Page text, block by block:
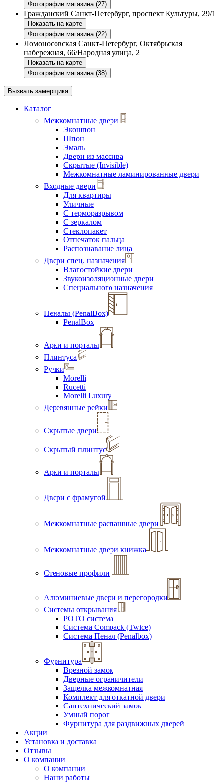
Фотографии магазина (27)
Гражданский Санкт-Петербург, проспект Культуры, 29/1
Показать на карте
Фотографии магазина (22)
Ломоносовская Санкт-Петербург, Октябрьская
набережная, 66/Народная улица, 2
Показать на карте
Фотографии магазина (38)
Вызвать замерщика
Каталог
Межкомнатные двери
Экошпон
Шпон
Эмаль
Двери из массива
Скрытые (Invisible)
Межкомнатные ламинированные двери
Входные двери
Для квартиры
Уличные
С терморазрывом
С зеркалом
Стеклопакет
Отпечаток пальца
Распознавание лица
Двери спец. назначения
Влагостойкие двери
Звукоизоляционные двери
Специального назначения
Пеналы (PenalBox)
PenalBox
Арки и порталы
Плинтуса
Ручки
Morelli
Rucetti
Morelli Luxury
Деревянные рейки
Скрытые двери
Скрытый плинтус
Арки и порталы
Двери с фрамугой
Межкомнатные распашные двери
Межкомнатные двери книжка
Стеновые профили
Алюминиевые двери и перегородки
Системы открывания
РОТО система
Система Compack (Twice)
Система Пенал (Penalbox)
Фурнитура
Врезной замок
Дверные ограничители
Защелка межкомнатная
Комплект для откатной двери
Сантехнический замок
Умный порог
Фурнитура для раздвижных дверей
Акции
Установка и доставка
Отзывы
О компании
О компании
Наши работы